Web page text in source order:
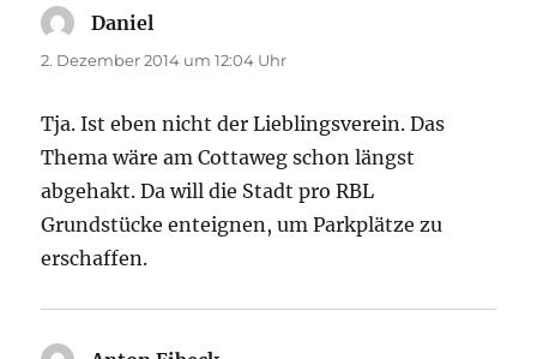
Daniel
2. Dezember 2014 um 12:04 Uhr
Tja. Ist eben nicht der Lieblingsverein. Das
Thema wäre am Cottaweg schon längst
abgehakt. Da will die Stadt pro RBL
Grundstücke enteignen, um Parkplätze zu
erschaffen.